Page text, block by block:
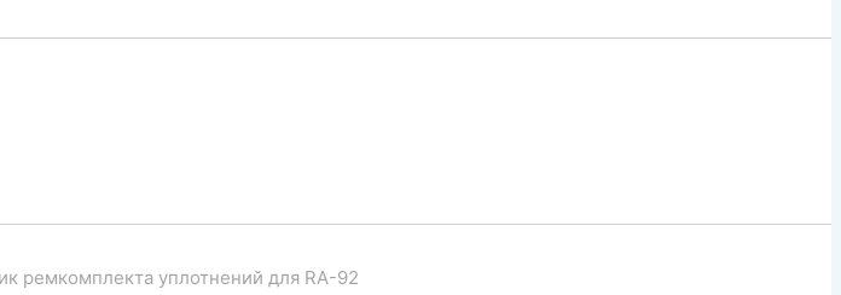
ремкомплекта уплотнений для RA-92